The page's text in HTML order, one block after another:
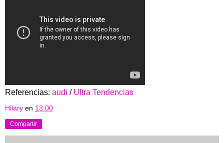
Referencias: audi /Ultra Tendencias
Hilary en 13:00
Compartir